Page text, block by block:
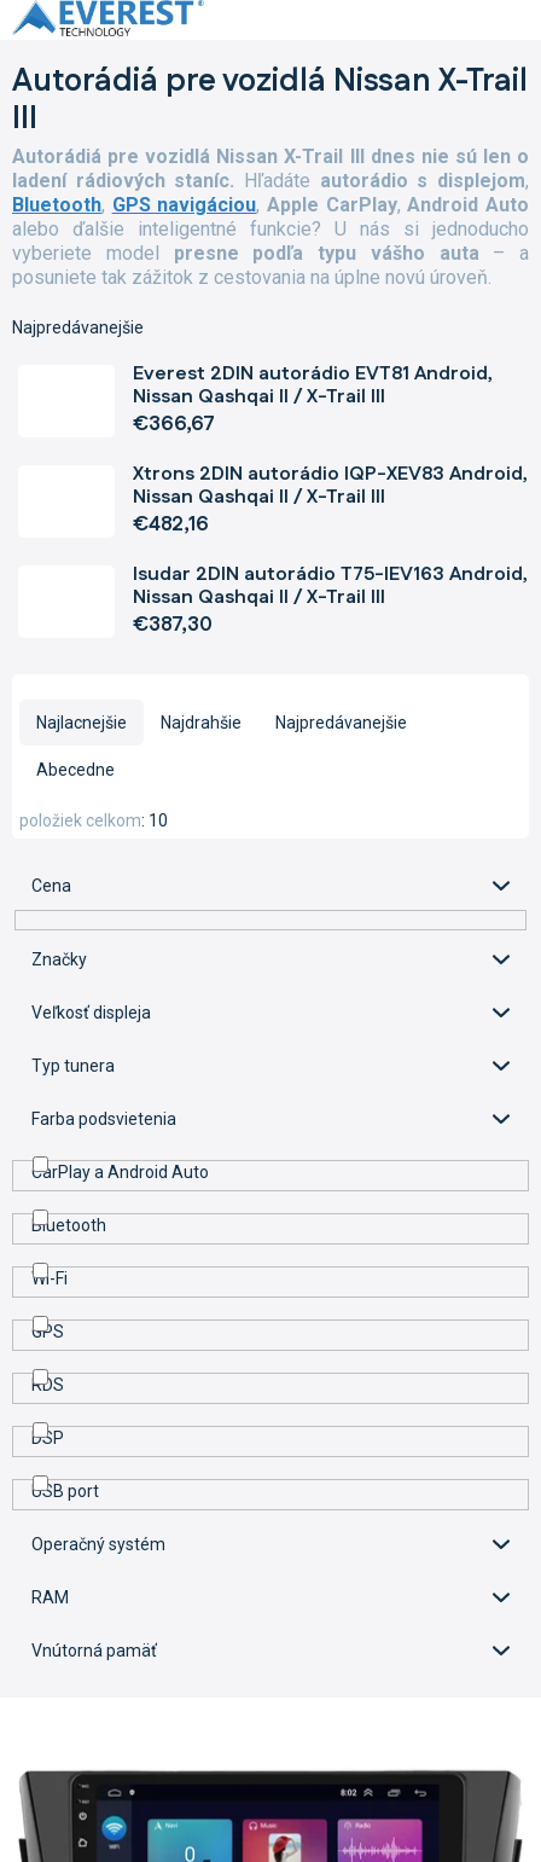
Prejsť
na
Autorádiá pre vozidlá Nissan X-Trail
III
Autorádiá pre vozidlá Nissan X-Trail III dnes nie sú len o
ladení rádiových staníc. Hľadáte autorádio s displejom,
Bluetooth, GPS navigáciou,Apple CarPlay,Android Auto
alebo ďalšie inteligentné funkcie? U nás si jednoducho
vyberiete model presne podľa typu vášho auta – a
posuniete tak zážitok z cestovania na úplne novú úroveň.
Najpredávanejšie
Everest 2DIN autorádio EVT81 Android,
Nissan Qashqai II / X-Trail III
€366,67
Xtrons 2DIN autorádio IQP-XEV83 Android,
Nissan Qashqai II / X-Trail III
€482,16
Isudar 2DIN autorádio T75-IEV163 Android,
Nissan Qashqai II / X-Trail III
€387,30
i
p
r
o
d
o
Najlacnejšie Najdrahšie Najpredávanejšie
Abecedne
10
položiek celkom
Cena
Značky
Veľkosť displeja
Typ tunera
Farba podsvietenia
CarPlay a Android Auto
Bluetooth
Wi-Fi
GPS
RDS
DSP
USB port
Operačný systém
RAM
Vnútorná pamäť
s
p